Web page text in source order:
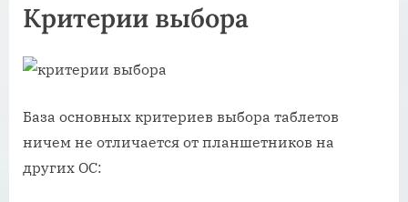
Критерии выбора
База основных критериев выбора таблетов
ничем не отличается от планшетников на
других ОС: